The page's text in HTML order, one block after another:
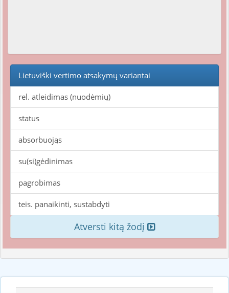
Lietuviški vertimo atsakymų variantai
rel. atleidimas (nuodėmių)
status
absorbuojąs
su(si)gėdinimas
pagrobimas
teis. panaikinti, sustabdyti
Atversti kitą žodį